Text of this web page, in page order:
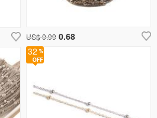
US$ 0.99 0.68
32